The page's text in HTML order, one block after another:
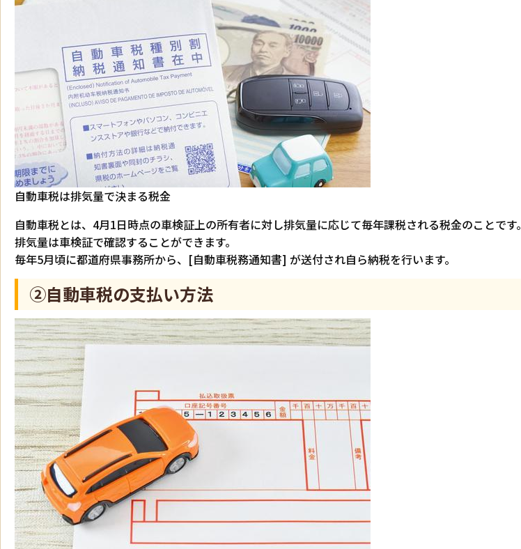
自動車税は排気量で決まる税金
自動車税とは、4月1日時点の車検証上の所有者に対し排気量に応じて毎年課税される税金のことです。
排気量は車検証で確認することができます。
毎年5月頃に都道府県事務所から、[自動車税務通知書] が送付され自ら納税を行います。
②自動車税の支払い方法